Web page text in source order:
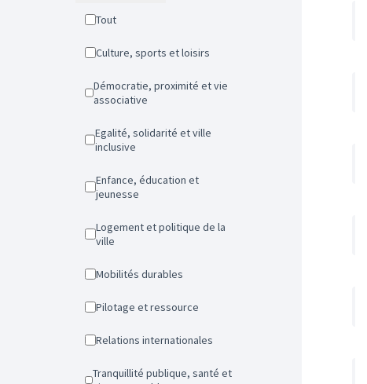
Tout
Culture, sports et loisirs
Démocratie, proximité et vie
associative
Egalité, solidarité et ville
inclusive
Enfance, éducation et
jeunesse
Logement et politique de la
ville
Mobilités durables
Pilotage et ressource
Relations internationales
Tranquillité publique, santé et